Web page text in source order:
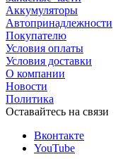
Аккумуляторы
Автопринадлежности
Покупателю
Условия оплаты
Условия доставки
О компании
Новости
Политика
Оставайтесь на связи
Вконтакте
YouTube